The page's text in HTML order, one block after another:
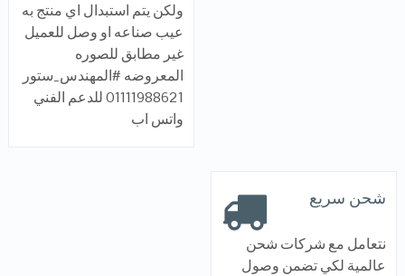
ولكن يتم استبدال اي منتج به
عيب صناعه او وصل للعميل
غير مطابق للصوره
المعروضه #المهندس_ستور
01111988621 للدعم الفني
واتس اب
شحن سريع
نتعامل مع شركات شحن
عالمية لكي تضمن وصول